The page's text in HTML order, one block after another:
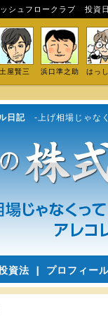
シュフロークラブ 投資
土屋賢三 浜口準之助 はっ
日記 -上げ相場じゃな
資法 | プロフィー